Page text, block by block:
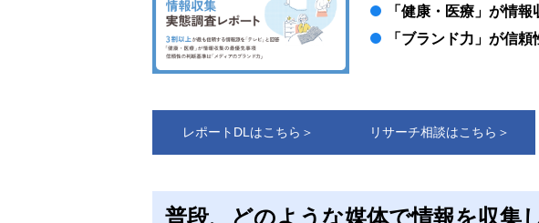
「健康・医療」が情
「ブランド力」が信
レポートDLはこちら＞ リサーチ相談はこちら＞
普段、どのような媒体で情報を収集